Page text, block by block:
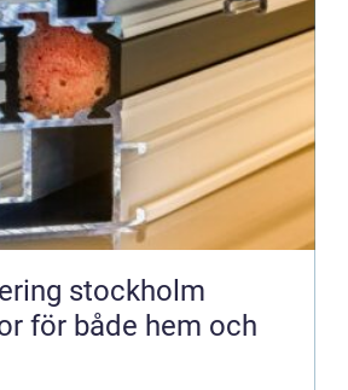
stockholm
för både hem och